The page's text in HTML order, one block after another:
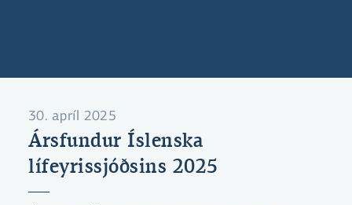
30. apríl 2025
Ársfundur Íslenska
lífeyrissjóðsins 2025